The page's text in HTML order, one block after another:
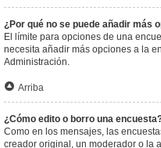
¿Por qué no se puede añadir más
El límite para opciones de una
necesita añadir más opciones a la
Administración.
Arriba
¿Cómo edito o borro una
Como en los mensajes, las
creador original, un moderador o la